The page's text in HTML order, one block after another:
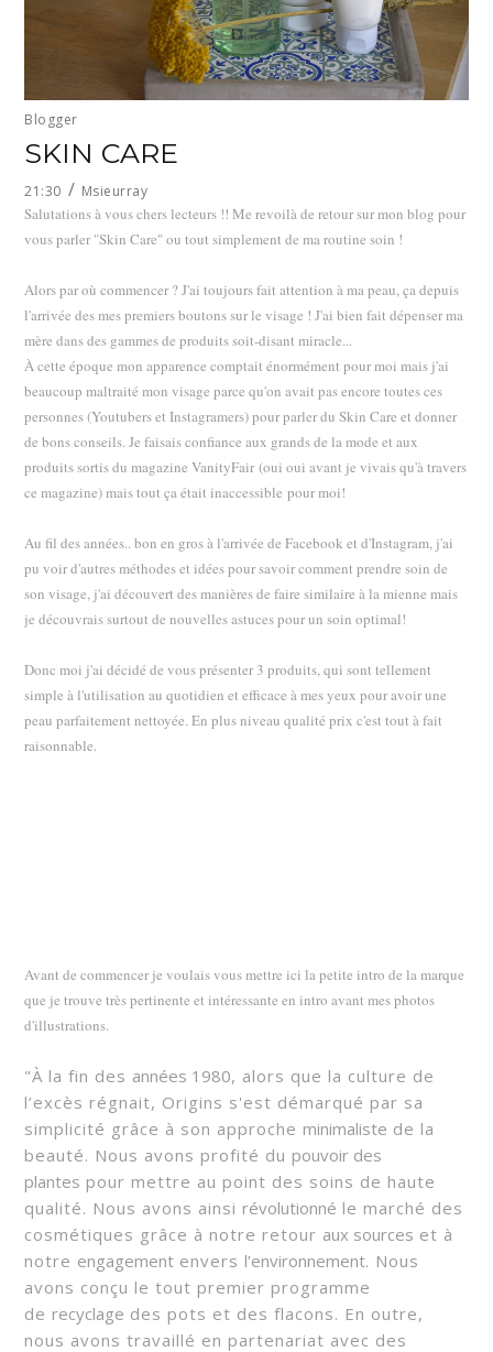
Blogger
SKIN CARE
21:30 Msieurray
Salutations à vous chers lecteurs !! Me revoilà de retour sur mon blog pour
vous parler "Skin Care" ou tout simplement de ma routine soin !
Alors par où commencer ? J'ai toujours fait attention à ma peau, ça depuis
l'arrivée des mes premiers boutons sur le visage ! J'ai bien fait dépenser ma
mère dans des gammes de produits soit-disant miracle...
À cette époque mon apparence comptait énormément pour moi mais j'ai
beaucoup maltraité mon visage parce qu'on avait pas encore toutes ces
personnes (Youtubers et Instagramers) pour parler du Skin Care et donner
de bons conseils. Je faisais confiance aux grands de la mode et aux
produits sortis du magazine VanityFair(oui oui avant je vivais qu'à travers
ce magazine) mais tout ça était inaccessible pour moi!
Au fil des années.. bon en gros à l'arrivée de Facebook et d'Instagram, j'ai
pu voir d'autres méthodes et idées pour savoir comment prendre soin de
son visage, j'ai découvert des manières de faire similaire à la mienne mais
je découvrais surtout de nouvelles astuces pour un soin optimal!
Donc moi j'ai décidé de vous présenter 3 produits, qui sont tellement
simple à l'utilisation au quotidien et efficace à mes yeux pour avoir une
peau parfaitement nettoyée. En plus niveau qualité prix c'est tout à fait
raisonnable.
Avant de commencer je voulais vous mettre ici la petite intro de la marque
que je trouve très pertinente et intéressante en intro avant mes photos
d'illustrations.
"À la fin des années 1980, alors que la culture de
l’excès régnait, Origins s'est démarqué par sa
simplicité grâce à son approche minimaliste de la
beauté. Nous avons profité du pouvoir des
plantes pour mettre au point des soins de haute
qualité. Nous avons ainsi révolutionné le marché des
cosmétiques grâce à notre retour aux sources et à
notre engagement envers l’environnement. Nous
avons conçu le tout premier programme
de recyclage des pots et des flacons. En outre,
nous avons travaillé en partenariat avec des